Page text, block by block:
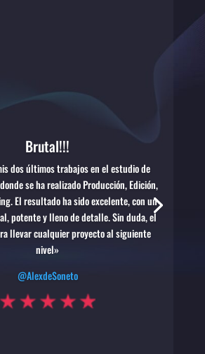
Brutal!!!
dos últimos trabajos en el estudio de
se ha realizado Producción, Edición,
El resultado ha sido excelente, con un
potente y lleno de detalle. Sin duda, el
llevar cualquier proyecto al siguiente
nivel»
@AlexdeSoneto